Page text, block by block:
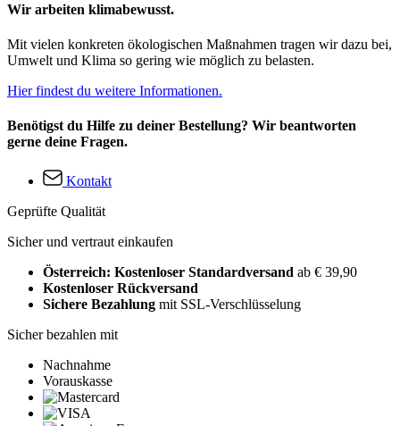
Wir arbeiten klimabewusst.
Mit vielen konkreten ökologischen Maßnahmen tragen wir dazu bei,
Umwelt und Klima so gering wie möglich zu belasten.
Hier findest du weitere Informationen.
Benötigst du Hilfe zu deiner Bestellung? Wir beantworten
gerne deine Fragen.
Kontakt
Geprüfte Qualität
Sicher und vertraut einkaufen
Österreich: Kostenloser Standardversand ab € 39,90
Kostenloser Rückversand
Sichere Bezahlung mit SSL-Verschlüsselung
Sicher bezahlen mit
Nachnahme
Vorauskasse